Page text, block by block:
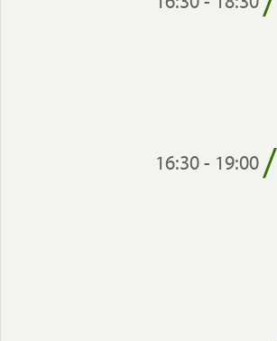
16:30 - 19:00/